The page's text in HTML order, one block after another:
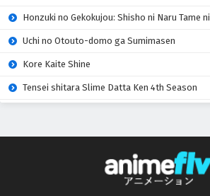
Honzuki no Gekokujou: Shisho ni Naru Tame ni wa Shudan wo Erandeiraremasen 4th Season
Uchi no Otouto-domo ga Sumimasen
Kore Kaite Shine
Tensei shitara Slime Datta Ken 4th Season
Super no Ura de Yani Suu Futari